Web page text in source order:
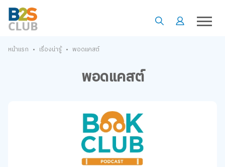
หน้าแรก • เรื่องน่ารู้ • พอดแคสต์
พอดแคสต์